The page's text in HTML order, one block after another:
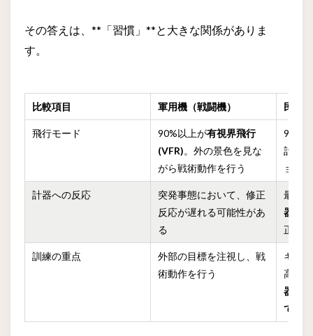
その答えは、**「習慣」**と大きな関係がありま
す。
比較項目 軍用機（戦闘機） 民間
飛行モード 90%以上が有視界飛行
(VFR)。外の景色を見な
がら戦術動作を行う
99%が
計器
ョン
計器への反応
突発事態において、修正
反応が遅れる可能性があ
る
最初
器に
正する
訓練の重点
外部の目標を注視し、戦
術動作を行う
キャ
高度
器へ
ている